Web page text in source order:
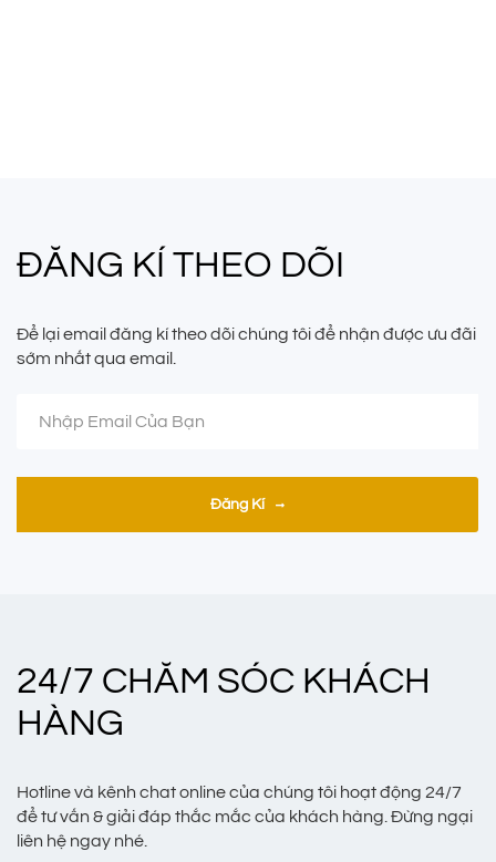
ĐĂNG KÍ THEO DÕI
Để lại email đăng kí theo dõi chúng tôi để nhận được ưu đãi
sớm nhất qua email.
Đăng Kí
24/7 CHĂM SÓC KHÁCH
HÀNG
Hotline và kênh chat online của chúng tôi hoạt động 24/7
để tư vấn & giải đáp thắc mắc của khách hàng. Đừng ngại
liên hệ ngay nhé.